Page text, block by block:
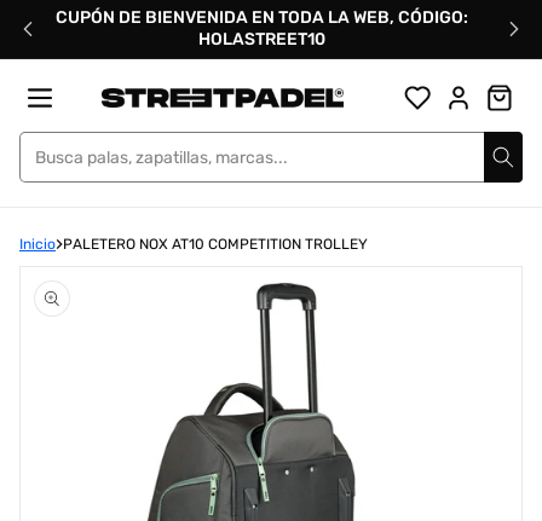
directamente
CUPÓN DE BIENVENIDA EN TODA LA WEB, CÓDIGO:
HOLASTREET10
Street Padel
Inicio PALETERO NOX AT10 COMPETITION TROLLEY
elemento
multimedia